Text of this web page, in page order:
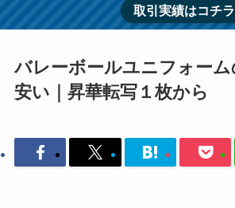
取引実績はコチラ
バレーボールユニフォー
安い｜昇華転写１枚から